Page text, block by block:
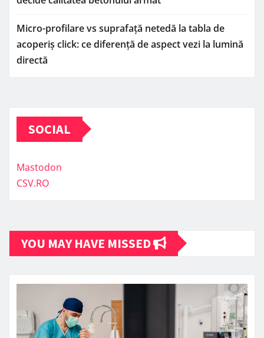
Micro-profilare vs suprafață netedă la tabla de
acoperiș click: ce diferență de aspect vezi la lumină
directă
SOCIAL
Mastodon
CSV.RO
YOU MAY HAVE MISSED